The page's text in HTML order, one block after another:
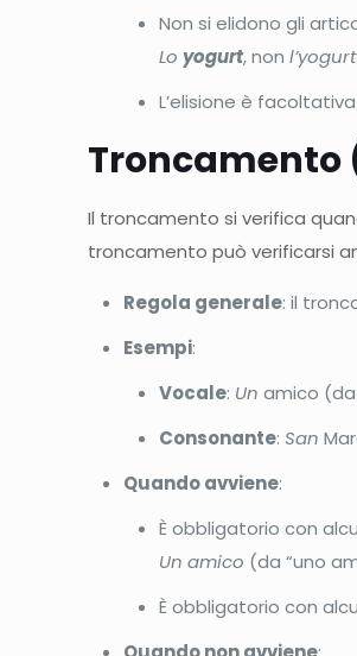
Non si elidono gli
Loyogurt, nonl’yogurt.
L’elisione è
Troncamento
Il troncamento si verifica
troncamento può verificarsi
Regola generale: il
Esempi:
Vocale: Un amico (da
Consonante:San
Quando avviene:
È obbligatorio con
Un amico (da “uno
È obbligatorio con